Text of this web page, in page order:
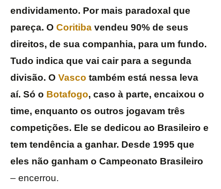
endividamento. Por mais paradoxal que
pareça. O Coritiba vendeu 90% de seus
direitos, de sua companhia, para um fundo.
Tudo indica que vai cair para a segunda
divisão. O Vasco também está nessa leva
aí. Só o Botafogo, caso à parte, encaixou o
time, enquanto os outros jogavam três
competições. Ele se dedicou ao Brasileiro e
tem tendência a ganhar. Desde 1995 que
eles não ganham o Campeonato Brasileiro
– encerrou.